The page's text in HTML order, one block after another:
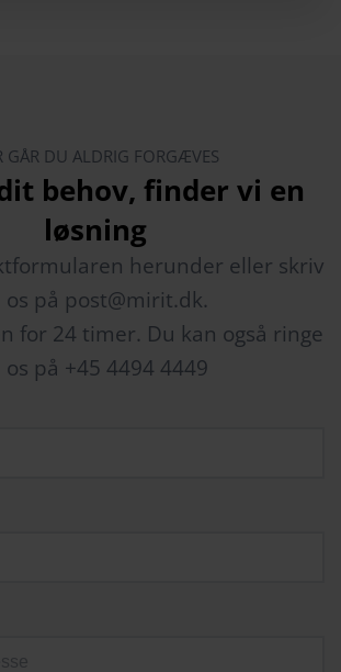
GÅR DU ALDRIG FORGÆVES
behov, finder vi en
løsning
herunder eller skriv
os på post@mirit.dk.
for 24 timer. Du kan også ringe
på +45 4494 4449